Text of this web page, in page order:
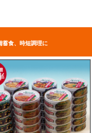
蓄食、時短調理に